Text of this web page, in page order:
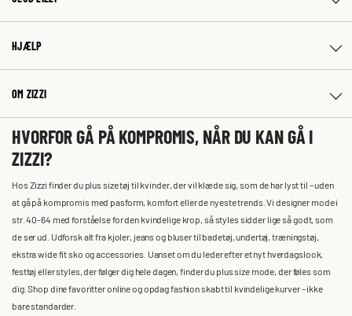
HJÆLP
OM ZIZZI
HVORFOR GÅ PÅ KOMPROMIS, NÅR DU KAN GÅ I
ZIZZI?
Hos Zizzi finder du plus size tøj til kvinder, der vil klæde sig, som de har lyst til – uden
at gå på kompromis med pasform, komfort eller de nyeste trends. Vi designer mode i
str. 40-64 med forståelse for den kvindelige krop, så styles sidder lige så godt, som
de ser ud. Udforsk alt fra kjoler, jeans og bluser til badetøj, undertøj, træningstøj,
ekstra wide fit sko og accessories. Uanset om du leder efter et nyt hverdagslook,
festtøj eller styles, der følger dig hele dagen, finder du plus size mode, der føles som
dig. Shop dine favoritter online og opdag fashion skabt til kvindelige kurver – ikke
bare standarder.